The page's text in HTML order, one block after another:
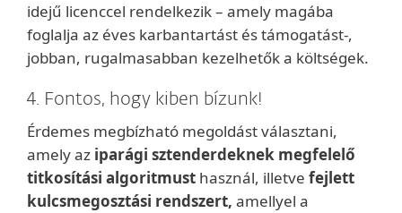
idejű licenccel rendelkezik – amely magába
foglalja az éves karbantartást és támogatást-,
jobban, rugalmasabban kezelhetők a költségek.
4. Fontos, hogy kiben bízunk!
Érdemes megbízható megoldást választani,
amely az iparági sztenderdeknek megfelelő
titkosítási algoritmust használ, illetve fejlett
kulcsmegosztási rendszert, amellyel a